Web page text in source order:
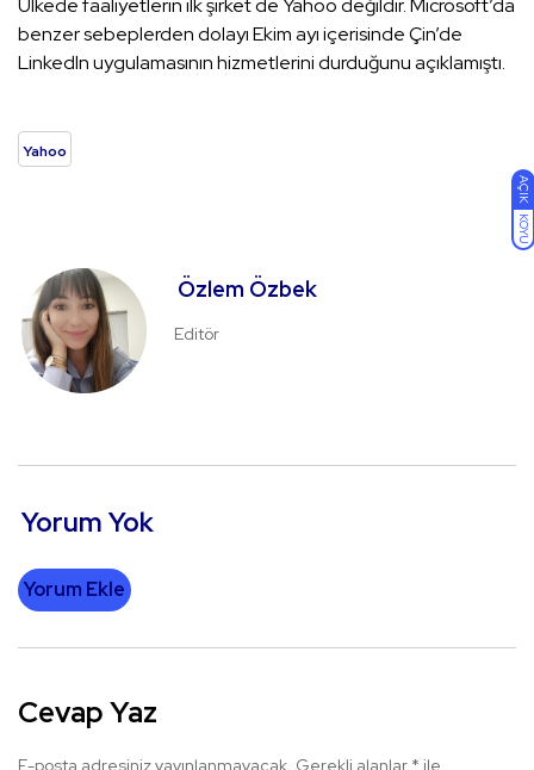
AÇIK
KOYU
Ülkede faaliyetlerin ilk şirket de Yahoo değildir. Microsoft’da
benzer sebeplerden dolayı Ekim ayı içerisinde Çin’de
Linkedln uygulamasının hizmetlerini durduğunu açıklamıştı.
Yahoo
Özlem Özbek
Editör
Yorum Yok
Yorum Ekle
Cevap Yaz
E-posta adresiniz yayınlanmayacak. Gerekli alanlar * ile